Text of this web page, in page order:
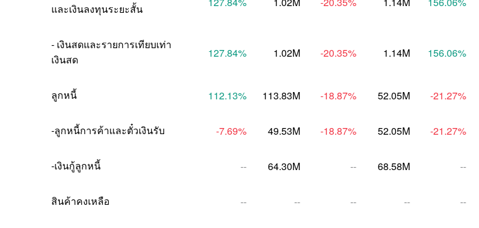
และเงินลงทุนระยะสั้น
- เงินสดและรายการเทียบเท่า
เงินสด
127.84% 1.02M -20.35% 1.14M 156.06%
ลูกหนี้ 112.13% 113.83M -18.87% 52.05M -21.27%
-ลูกหนี้การค้าและตั๋วเงินรับ -7.69% 49.53M -18.87% 52.05M -21.27%
-เงินกู้ลูกหนี้ -- 64.30M -- 68.58M --
สินค้าคงเหลือ -- -- -- -- --